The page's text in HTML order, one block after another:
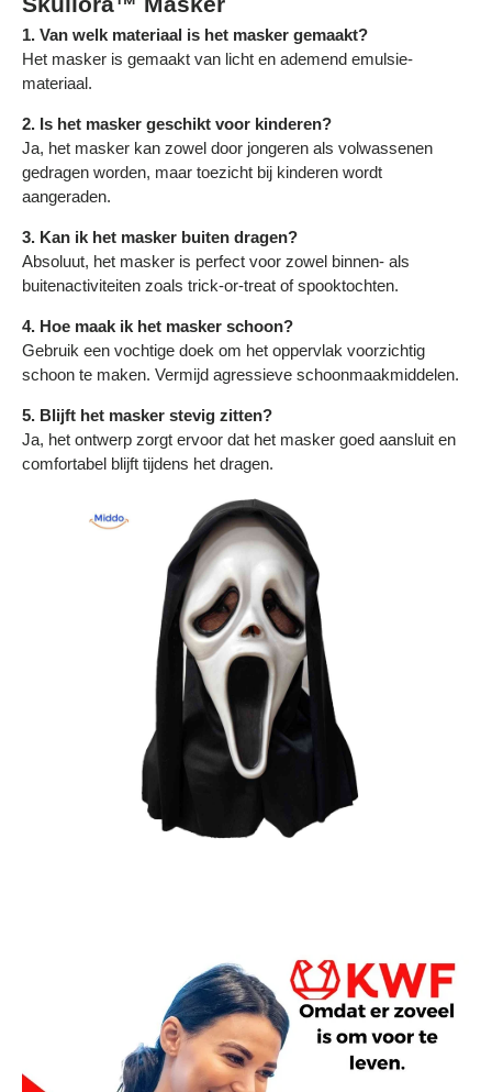
1. Van welk materiaal is het masker gemaakt?
Het masker is gemaakt van licht en ademend emulsie-
materiaal.
2. Is het masker geschikt voor kinderen?
Ja, het masker kan zowel door jongeren als volwassenen
gedragen worden, maar toezicht bij kinderen wordt
aangeraden.
3. Kan ik het masker buiten dragen?
Absoluut, het masker is perfect voor zowel binnen- als
buitenactiviteiten zoals trick-or-treat of spooktochten.
4. Hoe maak ik het masker schoon?
Gebruik een vochtige doek om het oppervlak voorzichtig
schoon te maken. Vermijd agressieve schoonmaakmiddelen.
5. Blijft het masker stevig zitten?
Ja, het ontwerp zorgt ervoor dat het masker goed aansluit en
comfortabel blijft tijdens het dragen.